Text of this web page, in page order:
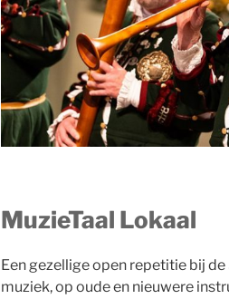
MuzieTaal Lokaal
Een gezellige open repetitie bij
muziek, op oude en nieuwere